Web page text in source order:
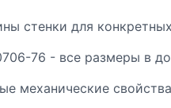
стенки для
76 - все размеры в
механические свойства